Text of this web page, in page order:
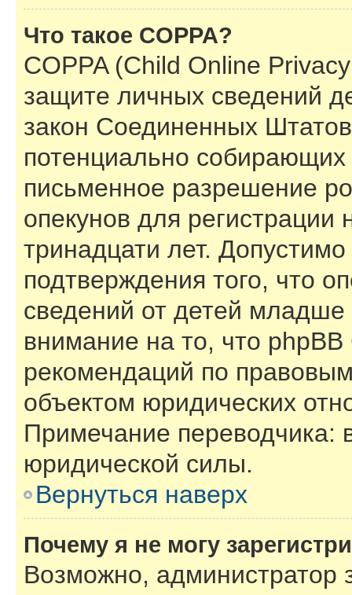
Что такое COPPA?
COPPA (Child Online
защите личных сведений
закон Соединенных
потенциально
письменное разрешение
опекунов для
тринадцати лет.
подтверждения того, что
сведений от детей младше
внимание на то, что
рекомендаций по
объектом юридических
Примечание переводчика:
юридической силы.
Вернуться наверх
Почему я не могу
Возможно, администратор